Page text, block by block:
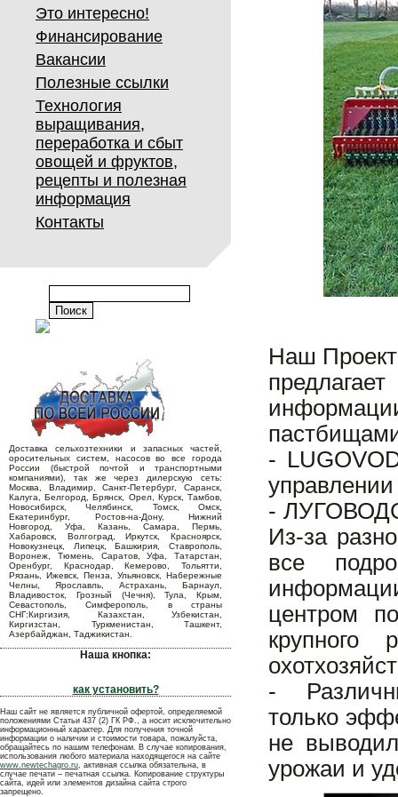
Это интересно!
Финансирование
Вакансии
Полезные ссылки
Технология
выращивания,
переработка и сбыт
овощей и фруктов,
рецепты и полезная
информация
Контакты
Доставка сельхозтехники и запасных частей,
оросительных систем, насосов во все города
России (быстрой почтой и транспортными
компаниями), так же через дилерскую сеть:
Москва, Владимир, Санкт-Петербург, Саранск,
Калуга, Белгород, Брянск, Орел, Курск, Тамбов,
Новосибирск, Челябинск, Томск, Омск,
Екатеринбург, Ростов-на-Дону, Нижний
Новгород, Уфа, Казань, Самара, Пермь,
Хабаровск, Волгоград, Иркутск, Красноярск,
Новокузнецк, Липецк, Башкирия, Ставрополь,
Воронеж, Тюмень, Саратов, Уфа, Татарстан,
Оренбург, Краснодар, Кемерово, Тольятти,
Рязань, Ижевск, Пенза, Ульяновск, Набережные
Челны, Ярославль, Астрахань, Барнаул,
Владивосток, Грозный (Чечня), Тула, Крым,
Севастополь, Симферополь, в страны
СНГ:Киргизия, Казахстан, Узбекистан,
Киргизстан, Туркменистан, Ташкент,
Азербайджан, Таджикистан.
Наша кнопка:
как установить?
Наш сайт не является публичной офертой, определяемой
положениями Статьи 437 (2) ГК РФ., а носит исключительно
информационный характер. Для получения точной
информации о наличии и стоимости товара, пожалуйста,
обращайтесь по нашим телефонам. В случае копирования,
использования любого материала находящегося на сайте
www.newtechagro.ru, активная ссылка обязательна, в
случае печати – печатная ссылка. Копирование структуры
сайта, идей или элементов дизайна сайта строго
запрещено.
Наш
-
-
Из-за
все
центром
крупного
-
только
не
урожаи и